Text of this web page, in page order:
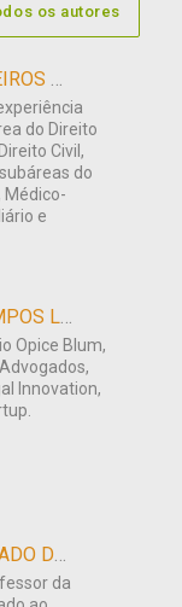
os autores
MAYARA MEDEIROS ROYO
do Direito
Civil,
do
Médico-
e
DANIELLE CAMPOS LIMA SERAFINO
Opice Blum,
Innovation,
DANIEL MACHADO DA ROCHA
da